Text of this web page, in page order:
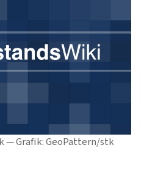
— Grafik: GeoPattern/stk